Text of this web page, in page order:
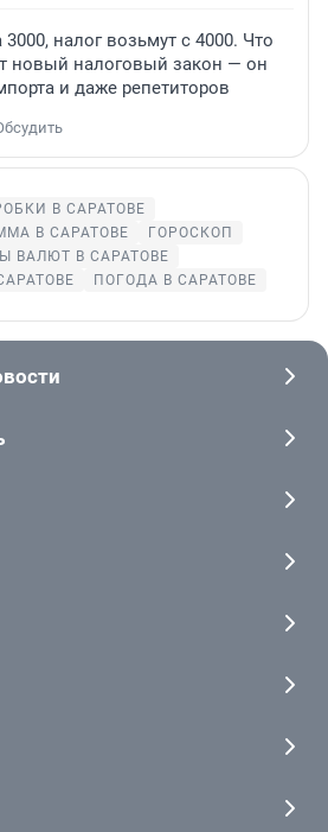
налог возьмут с 4000. Что
новый налоговый закон — он
и даже репетиторов
В САРАТОВЕ
В САРАТОВЕ
ГОРОСКОП
ВАЛЮТ В САРАТОВЕ
ПОГОДА В САРАТОВЕ